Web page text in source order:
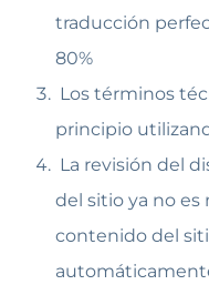
traducción
80%
Los términos
principio
La revisión del
del sitio ya no es
contenido del